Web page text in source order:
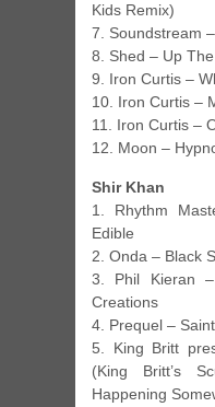
Kids Remix)
7. Soundstream
8. Shed – Up
9. Iron Curtis –
10. Iron Curtis –
11. Iron Curtis –
12. Moon –
Shir Khan
1. Rhythm
Edible
2. Onda – Black
3. Phil Kieran
Creations
4. Prequel –
5. King Britt
(King Britt’s
Happening